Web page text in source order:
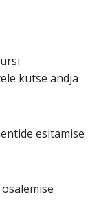
kutse andja
esitamise